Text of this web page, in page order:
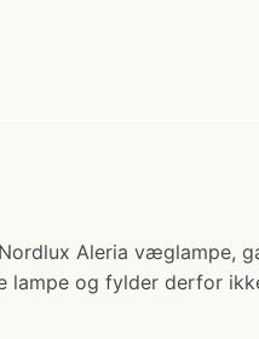
Aleria væglampe,
og fylder derfor